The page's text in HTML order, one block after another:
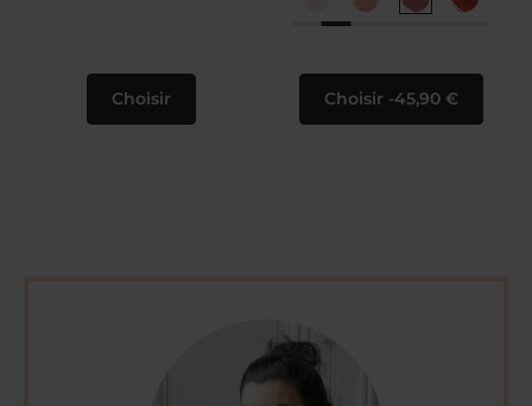
Choisir Choisir 45,90 €